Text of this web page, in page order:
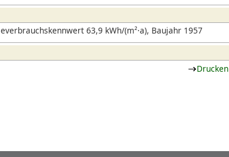
63,9 kWh/(m²·a), Baujahr 1957
Drucken